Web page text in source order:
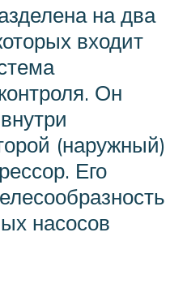
на два
входит
Он
(наружный)
Его
насосов